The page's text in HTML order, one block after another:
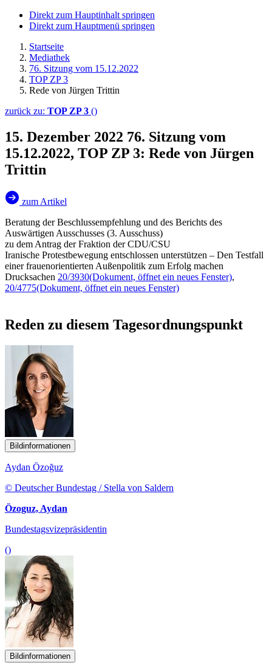
Direkt zum Hauptinhalt springen
Direkt zum Hauptmenü springen
Startseite
Mediathek
76. Sitzung vom 15.12.2022
TOP ZP 3
Rede von Jürgen Trittin
zurück zu: TOP ZP 3 ()
15. Dezember 2022 76. Sitzung vom
15.12.2022, TOP ZP 3: Rede von Jürgen
Trittin
zum Artikel
Beratung der Beschlussempfehlung und des Berichts des
Auswärtigen Ausschusses (3. Ausschuss)
zu dem Antrag der Fraktion der CDU/CSU
Iranische Protestbewegung entschlossen unterstützen – Den Testfall
einer frauenorientierten Außenpolitik zum Erfolg machen
Drucksachen 20/3930(Dokument, öffnet ein neues Fenster),
20/4775(Dokument, öffnet ein neues Fenster)
Reden zu diesem Tagesordnungspunkt
Bildinformationen
Aydan Özoğuz
© Deutscher Bundestag / Stella von Saldern
Özoguz, Aydan
Bundestagsvizepräsidentin
()
Bildinformationen